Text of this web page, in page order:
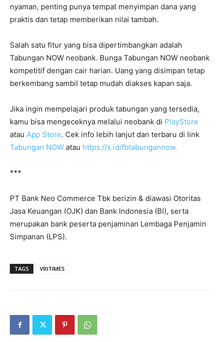
nyaman, penting punya tempat menyimpan dana yang
praktis dan tetap memberikan nilai tambah.
Salah satu fitur yang bisa dipertimbangkan adalah
Tabungan NOW neobank. Bunga Tabungan NOW neobank
kompetitif dengan cair harian. Uang yang disimpan tetap
berkembang sambil tetap mudah diakses kapan saja.
Jika ingin mempelajari produk tabungan yang tersedia,
kamu bisa mengeceknya melalui neobank di PlayStore
atau App Store. Cek info lebih lanjut dan terbaru di link
Tabungan NOW atau https://s.id/fbtabungannow.
***
PT Bank Neo Commerce Tbk berizin & diawasi Otoritas
Jasa Keuangan (OJK) dan Bank Indonesia (BI), serta
merupakan bank peserta penjaminan Lembaga Penjamin
Simpanan (LPS).⁣
TAGS VRITIMES